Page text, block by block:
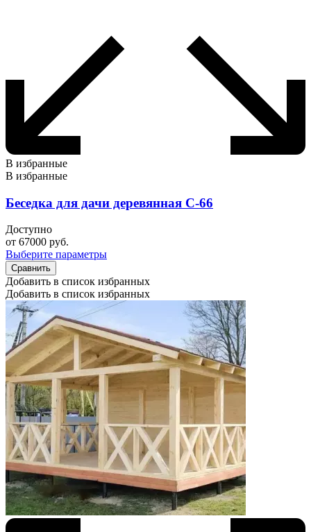
В избранные
В избранные
Беседка для дачи деревянная С-66
Доступно
от 67000 руб.
Выберите параметры
Сравнить
Добавить в список избранных
Добавить в список избранных